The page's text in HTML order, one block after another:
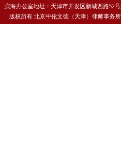
滨海办公室地址：天津市开发区新城西路52
版权所有 北京中伦文德（天津）律师事务